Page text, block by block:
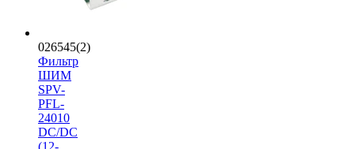
026545(2)
Фильтр
ШИМ
SPV-
PFL-
24010
DC/DC